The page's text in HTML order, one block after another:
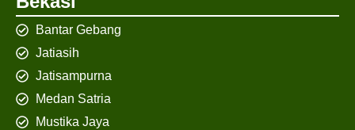
Bantar Gebang
Jatiasih
Jatisampurna
Medan Satria
Mustika Jaya